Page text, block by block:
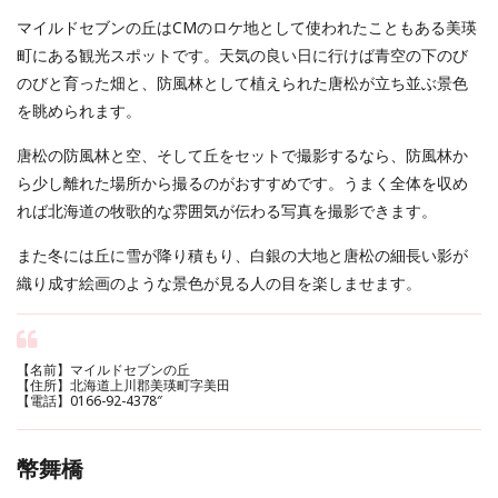
マイルドセブンの丘はCMのロケ地として使われたこともある美瑛
町にある観光スポットです。天気の良い日に行けば青空の下のび
のびと育った畑と、防風林として植えられた唐松が立ち並ぶ景色
を眺められます。
唐松の防風林と空、そして丘をセットで撮影するなら、防風林か
ら少し離れた場所から撮るのがおすすめです。うまく全体を収め
れば北海道の牧歌的な雰囲気が伝わる写真を撮影できます。
また冬には丘に雪が降り積もり、白銀の大地と唐松の細長い影が
織り成す絵画のような景色が見る人の目を楽しませます。
【名前】マイルドセブンの丘
【住所】北海道上川郡美瑛町字美田
【電話】0166-92-4378″
幣舞橋